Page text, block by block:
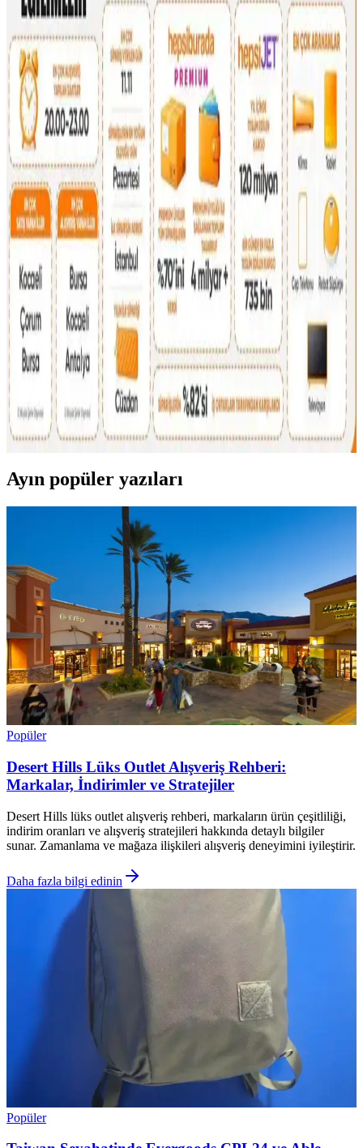
Çocukça Bulunan Çanta Tasarımları ve Stil
Algısının Sosyal ve Kültürel Boyutları
Çanta tasarımlarında renkli ve neşeli modellerin 'çocukça' algısı,
bireysel ifade ve kültürel farklılıklarla şekillenir. Stil, özgünlük ve
mutlulukla anlam kazanır.
16 Litrelik Kanken Sırt Çantasıyla 4 Gün 4 Gece
Minimalist Seyahat Planlama
16 litrelik Kanken sırt çantasıyla 4 gün 4 gece minimalist seyahat
için teknoloji, kişisel bakım ve giysi eşyalarının düzenli ve hafif
paketlenmesi anlatılıyor. Beden ve ihtiyaçlara göre esneklik
vurgulanıyor.
Kişisel Özelliklerle Çanta Seçimi: İsim, İnisiyal ve
Anlamlı Detayların Önemi
İsim, inisiyal ve kişisel sembollerle bağlantılı çanta seçimi,
kullanıcıların kendilerini ifade etme biçimini yansıtır. Doğum yılı,
favori renk ve ilgi alanları da seçimleri etkiler.
2026 İlk Çeyrek Reddit Çanta Satış ve Takas
Piyasası İncelemesi ve Güvenlik Önlemleri
2026'nın ilk çeyreğinde Reddit'te çanta satış ve takasında kullanıcılar
ürün durumu, fiyatlandırma ve güvenli ödeme yöntemlerine dikkat
ediyor. Popüler markalar ve dolandırıcılık uyarıları öne çıkıyor.
Ayın popüler yazıları
Popüler
Desert Hills Lüks Outlet Alışveriş Rehberi:
Markalar, İndirimler ve Stratejiler
Desert Hills lüks outlet alışveriş rehberi, markaların ürün çeşitliliği,
indirim oranları ve alışveriş stratejileri hakkında detaylı bilgiler
sunar. Zamanlama ve mağaza ilişkileri alışveriş deneyimini iyileştirir.
Daha fazla bilgi edinin
Popüler